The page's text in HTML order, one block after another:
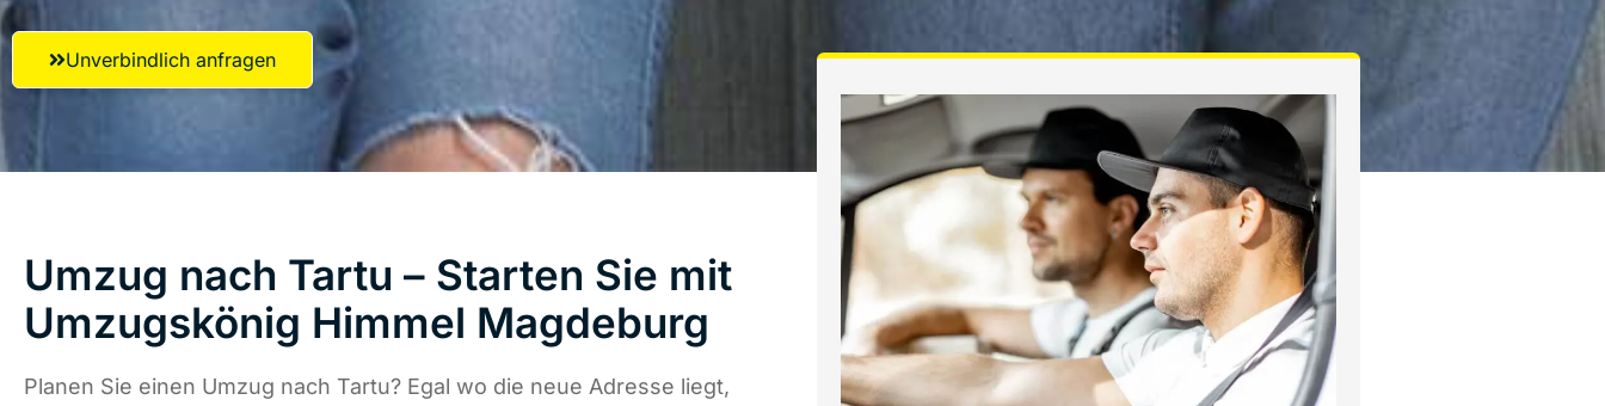
Unverbindlich anfragen
Umzug nach Tartu – Starten Sie mit
Umzugskönig Himmel Magdeburg
Planen Sie einen Umzug nach Tartu? Egal wo die neue Adresse liegt,